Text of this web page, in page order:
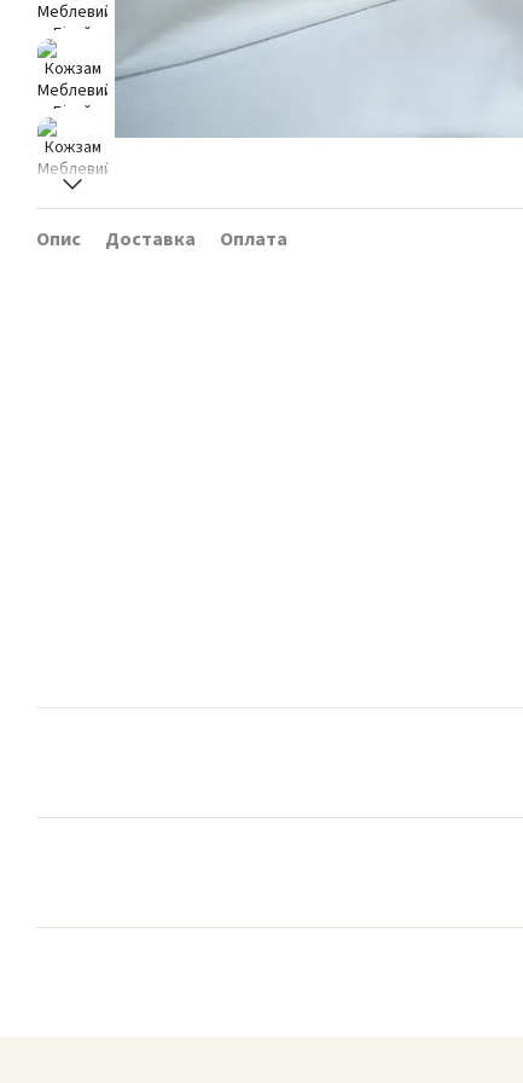
Опис Доставка Оплата